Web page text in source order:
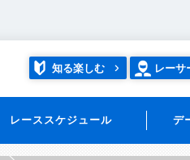
知る楽しむ レーサ
レーススケジュール デ